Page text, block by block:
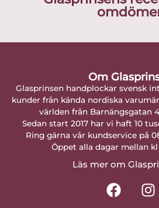
Om
Glasprinsen handplockar svensk
kunder från kända nordiska
världen från Barnängsgatan
Sedan start 2017 har vi haft 10
Ring gärna vår kundservice på
Öppet alla dagar mellan kl
Läs mer om
F
a
I
n